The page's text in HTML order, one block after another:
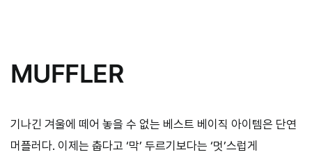
MUFFLER
기나긴 겨울에 떼어 놓을 수 없는 베스트 베이직 아이템은 단연
머플러다. 이제는 춥다고 ‘막’ 두르기보다는 ‘멋’스럽게